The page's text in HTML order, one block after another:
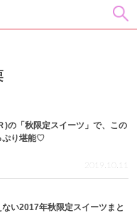
)の「秋限定スイーツ」で、この
ぷり堪能♡
2019.10.11
い2017年秋限定スイーツまと